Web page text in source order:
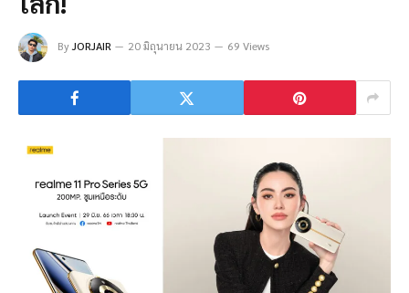
ByJORJAIR 20 มิถุนายน 2023 69 Views